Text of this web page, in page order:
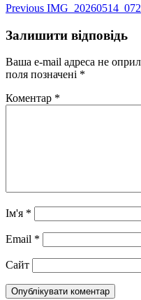
Навігація
записів
Previous Previous
Залишити відповідь
Ваша e-mail адреса не
поля позначені *
Коментар *
Ім'я *
Email *
Сайт